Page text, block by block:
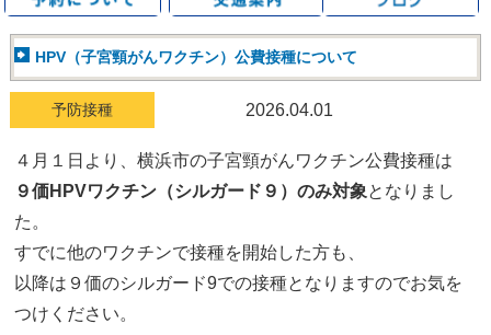
HPV（子宮頸がんワクチン）公費接種について
予防接種 2026.04.01
４月１日より、横浜市の子宮頸がんワクチン公費接種は
９価HPVワクチン（シルガード９）のみ対象となりまし
た。
すでに他のワクチンで接種を開始した方も、
以降は９価のシルガード9での接種となりますのでお気を
つけください。